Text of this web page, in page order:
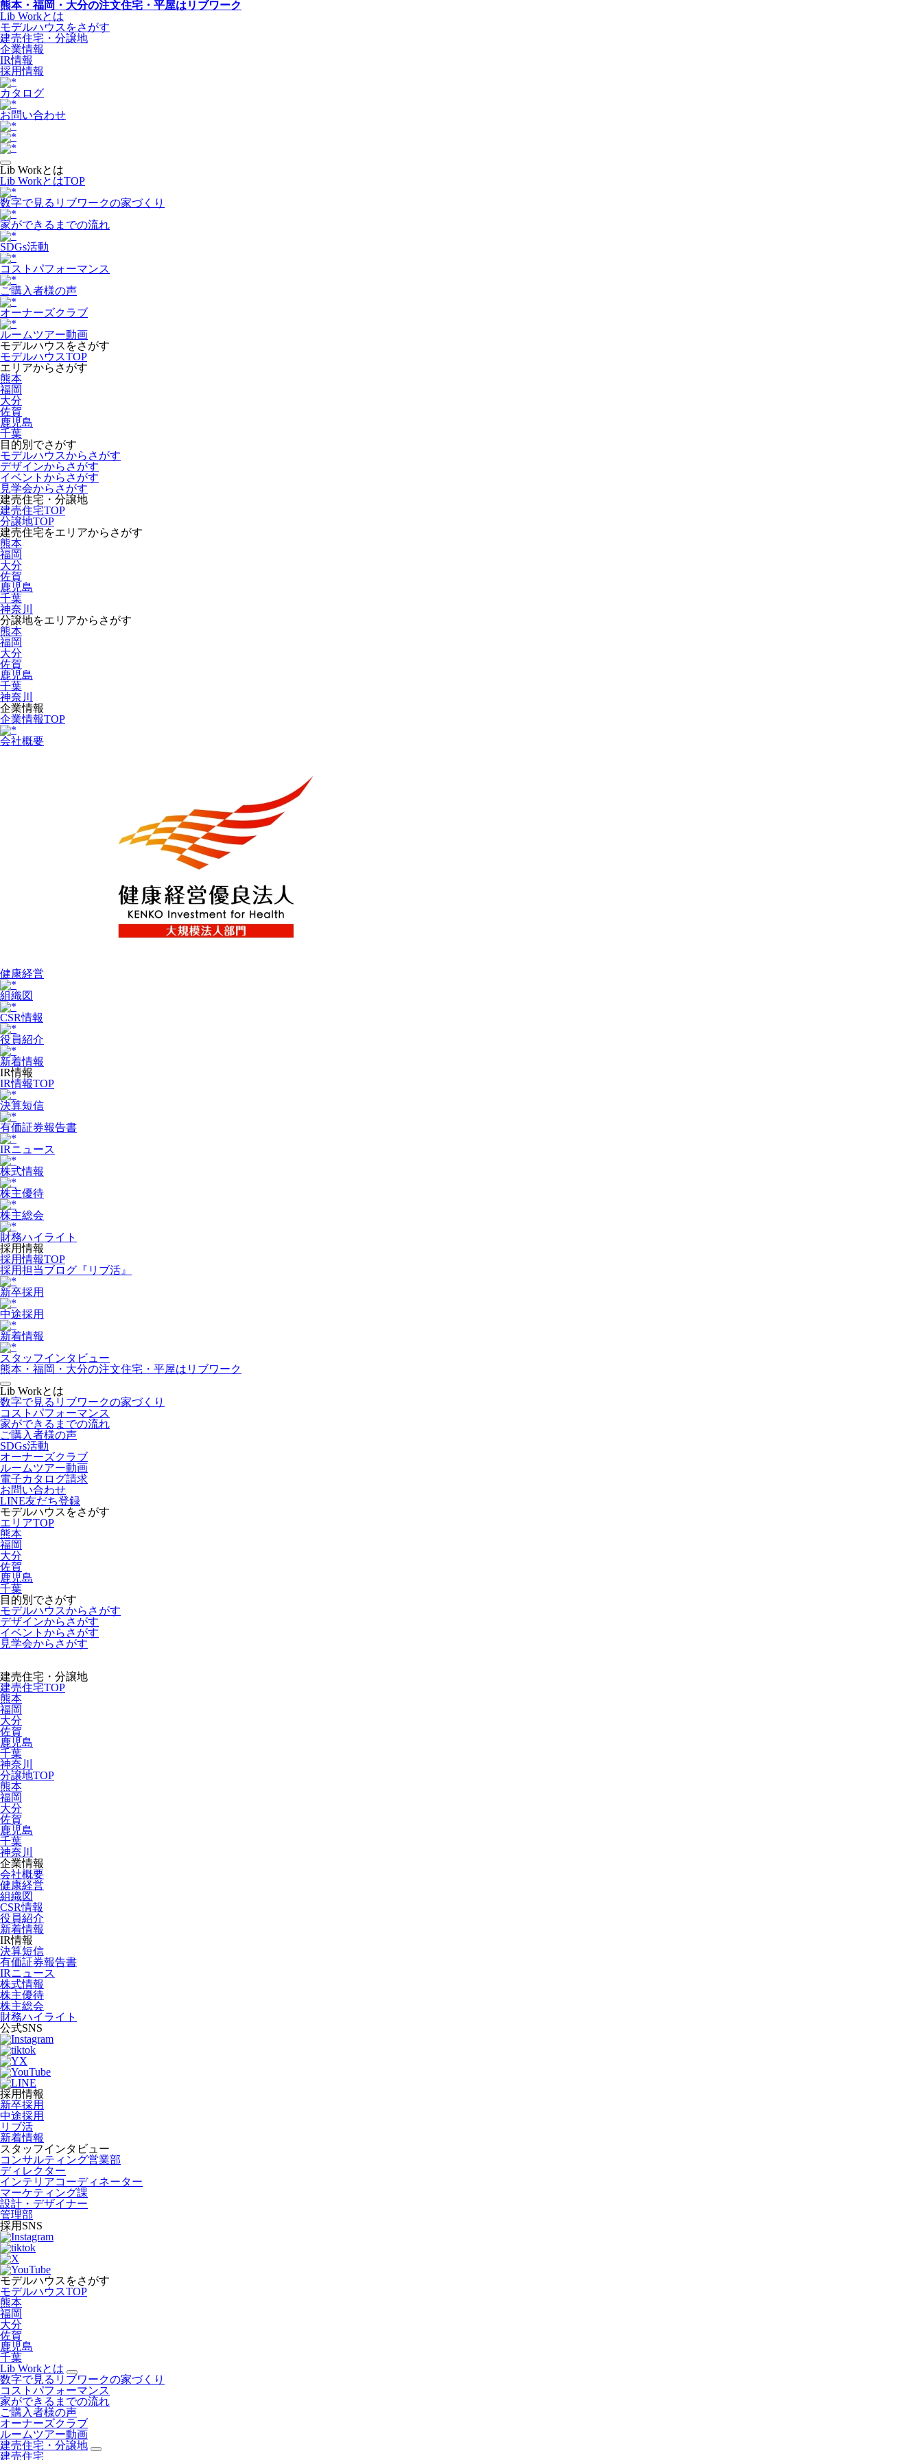
熊本・福岡・大分の注文住宅・平屋はリブワーク
Lib Workとは
モデルハウスをさがす
建売住宅・分譲地
企業情報
IR情報
採用情報
カタログ
お問い合わせ
Lib Workとは
Lib WorkとはTOP
数字で⾒るリブワークの家づくり
家ができるまでの流れ
SDGs活動
コストパフォーマンス
ご購入者様の声
オーナーズクラブ
ルームツアー動画
モデルハウスをさがす
モデルハウスTOP
エリアからさがす
熊本
福岡
大分
佐賀
鹿児島
千葉
目的別でさがす
モデルハウスからさがす
デザインからさがす
イベントからさがす
見学会からさがす
建売住宅・分譲地
建売住宅TOP
分譲地TOP
建売住宅をエリアからさがす
熊本
福岡
大分
佐賀
鹿児島
千葉
神奈川
分譲地をエリアからさがす
熊本
福岡
大分
佐賀
鹿児島
千葉
神奈川
企業情報
企業情報TOP
会社概要
健康経営
組織図
CSR情報
役員紹介
新着情報
IR情報
IR情報TOP
決算短信
有価証券報告書
IRニュース
株式情報
株主優待
株主総会
財務ハイライト
採用情報
採用情報TOP
採用担当ブログ『リブ活』
新卒採用
中途採用
新着情報
スタッフインタビュー
熊本・福岡・大分の注文住宅・平屋はリブワーク
Lib Workとは
数字で見るリブワークの家づくり
コストパフォーマンス
家ができるまでの流れ
ご購入者様の声
SDGs活動
オーナーズクラブ
ルームツアー動画
電子カタログ請求
お問い合わせ
LINE友だち登録
モデルハウスをさがす
エリアTOP
熊本
福岡
大分
佐賀
鹿児島
千葉
目的別でさがす
モデルハウスからさがす
デザインからさがす
イベントからさがす
見学会からさがす
建売住宅・分譲地
建売住宅TOP
熊本
福岡
大分
佐賀
鹿児島
千葉
神奈川
分譲地TOP
熊本
福岡
大分
佐賀
鹿児島
千葉
神奈川
企業情報
会社概要
健康経営
組織図
CSR情報
役員紹介
新着情報
IR情報
決算短信
有価証券報告書
IRニュース
株式情報
株主優待
株主総会
財務ハイライト
公式SNS
採用情報
新卒採用
中途採用
リブ活
新着情報
スタッフインタビュー
コンサルティング営業部
ディレクター
インテリアコーディネーター
マーケティング課
設計・デザイナー
管理部
採用SNS
モデルハウスをさがす
モデルハウスTOP
熊本
福岡
大分
佐賀
鹿児島
千葉
Lib Workとは
数字で見るリブワークの家づくり
コストパフォーマンス
家ができるまでの流れ
ご購入者様の声
オーナーズクラブ
ルームツアー動画
建売住宅・分譲地
建売住宅